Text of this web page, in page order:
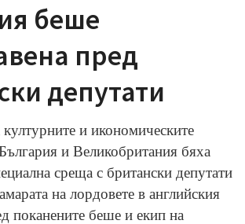
беше
пред
депутати
и икономическите
и Великобритания бяха
среща с британски депутати
на лордовете в английския
поканените беше и екип на